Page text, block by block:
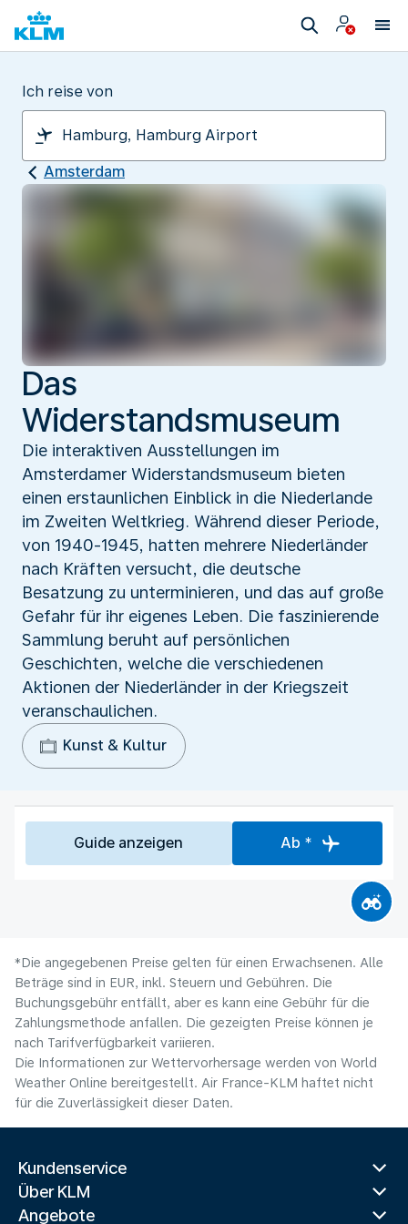
Ich reise von
Amsterdam
Das
Widerstandsmuseum
Die interaktiven Ausstellungen im
Amsterdamer Widerstandsmuseum bieten
einen erstaunlichen Einblick in die Niederlande
im Zweiten Weltkrieg. Während dieser Periode,
von 1940-1945, hatten mehrere Niederländer
nach Kräften versucht, die deutsche
Besatzung zu unterminieren, und das auf große
Gefahr für ihr eigenes Leben. Die faszinierende
Sammlung beruht auf persönlichen
Geschichten, welche die verschiedenen
Aktionen der Niederländer in der Kriegszeit
veranschaulichen.
Kunst & Kultur
Guide anzeigen Ab *
*Die angegebenen Preise gelten für einen Erwachsenen. Alle
Beträge sind in EUR, inkl. Steuern und Gebühren. Die
Buchungsgebühr entfällt, aber es kann eine Gebühr für die
Zahlungsmethode anfallen. Die gezeigten Preise können je
nach Tarifverfügbarkeit variieren.
Die Informationen zur Wettervorhersage werden von World
Weather Online bereitgestellt. Air France-KLM haftet nicht
für die Zuverlässigkeit dieser Daten.
Kundenservice
Über KLM
Angebote